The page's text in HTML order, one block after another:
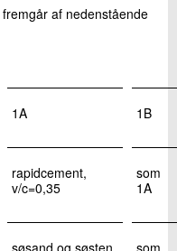
af nedenstående
1A 1B
rapidcement,
v/c=0,35
som
1A
søsand og søsten
som